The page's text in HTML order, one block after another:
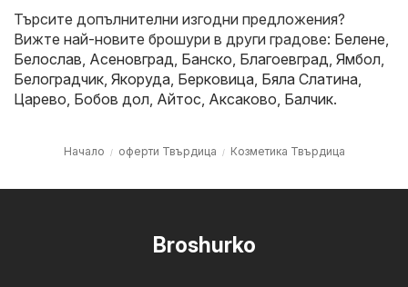
Търсите допълнителни изгодни предложения?
Вижте най-новите брошури в други градове: Белене
Белослав Асеновград Банско Благоевград Ямбол
Белоградчик Якоруда Берковица Бяла Слатина
Царево Бобов дол Айтос Аксаково Балчик.
Начало оферти Твърдица Козметика Твърдица
Broshurko